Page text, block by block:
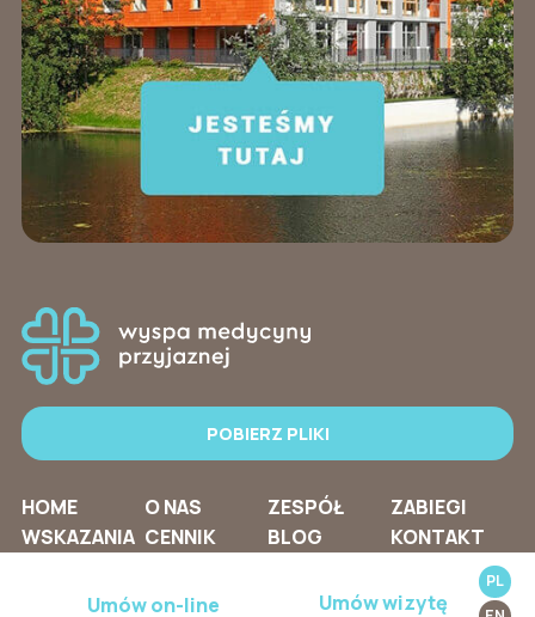
Umów on-line Umów wizytę
PL
POBIERZ PLIKI
HOME O NAS ZESPÓŁ
ZABIEGI
WSKAZANIA CENNIK BLOG KONTAKT